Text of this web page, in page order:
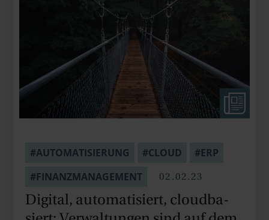
#AUTOMATISIERUNG #CLOUD
#ERP
#FINANZMANAGEMENT
02.02.23
Digital, auto­mati­siert, cloud­ba­